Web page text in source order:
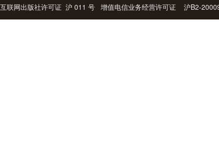
互联网出版社许可证 沪 011 号 增值电信业务经营许可证 沪B2-